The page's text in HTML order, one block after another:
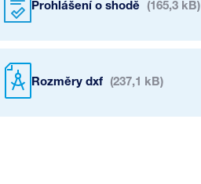
Prohlášení o shodě (165,3 kB)
Rozměry dxf (237,1 kB)